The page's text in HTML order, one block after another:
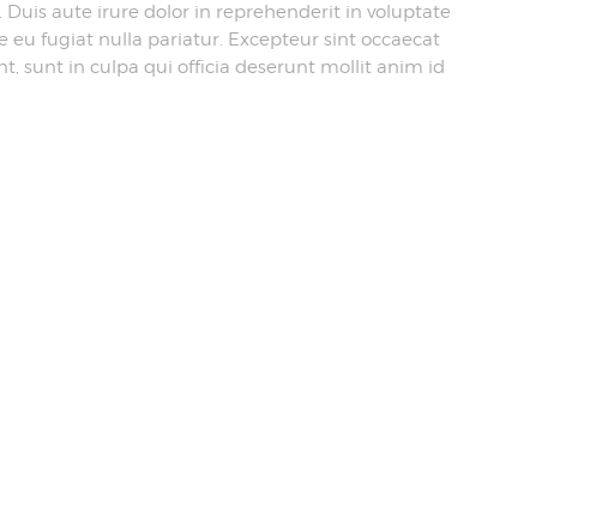
Duis aute irure dolor in reprehenderit in voluptate
eu fugiat nulla pariatur. Excepteur sint occaecat
sunt in culpa qui officia deserunt mollit anim id